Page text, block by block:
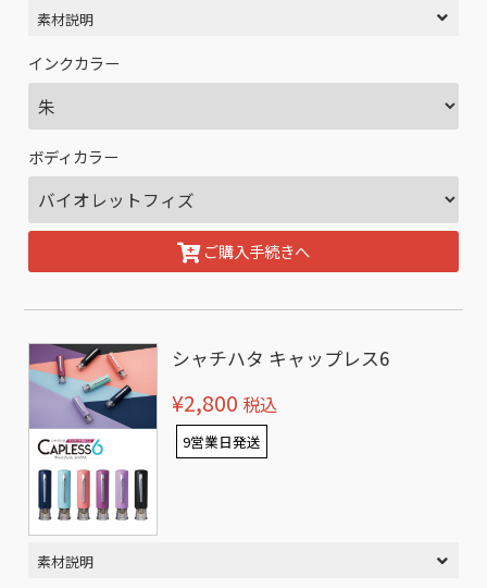
素材説明
インクカラー
ボディカラー
ご購入手続きへ
シャチハタ キャップレス6
¥2,800 税込
9営業日発送
素材説明